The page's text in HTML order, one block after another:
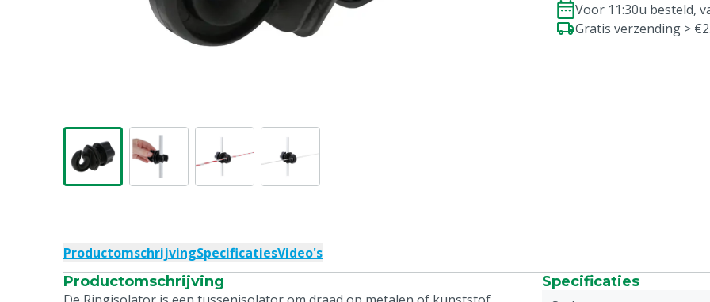
Voor 11:30u besteld,
Gratis verzending >
ProductomschrijvingSpecificatiesVideo's
Productomschrijving
Specificaties